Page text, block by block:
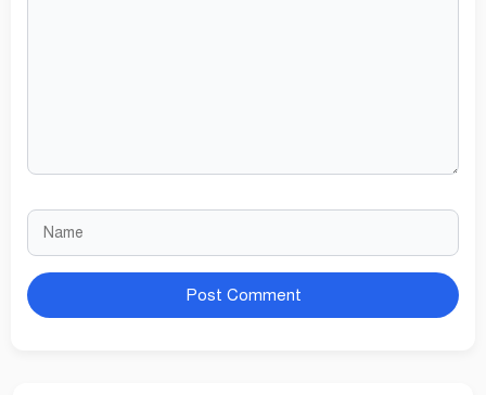
Name
Website